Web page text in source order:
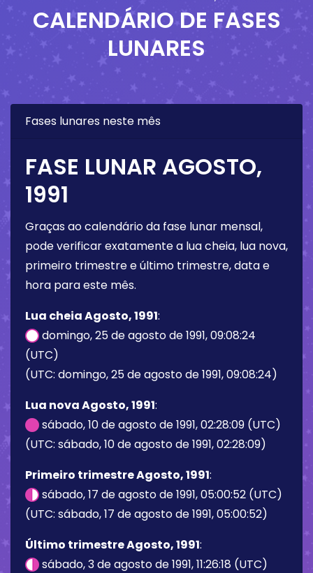
CALENDÁRIO DE FASES
LUNARES
Fases lunares neste mês
FASE LUNAR AGOSTO,
1991
Graças ao calendário da fase lunar mensal,
pode verificar exatamente a lua cheia, lua nova,
primeiro trimestre e último trimestre, data e
hora para este mês.
Lua cheia Agosto, 1991:
domingo, 25 de agosto de 1991, 09:08:24
(UTC)
(UTC: domingo, 25 de agosto de 1991, 09:08:24)
Lua nova Agosto, 1991:
sábado, 10 de agosto de 1991, 02:28:09 (UTC)
(UTC: sábado, 10 de agosto de 1991, 02:28:09)
Primeiro trimestre Agosto, 1991:
sábado, 17 de agosto de 1991, 05:00:52 (UTC)
(UTC: sábado, 17 de agosto de 1991, 05:00:52)
Último trimestre Agosto, 1991:
sábado, 3 de agosto de 1991, 11:26:18 (UTC)